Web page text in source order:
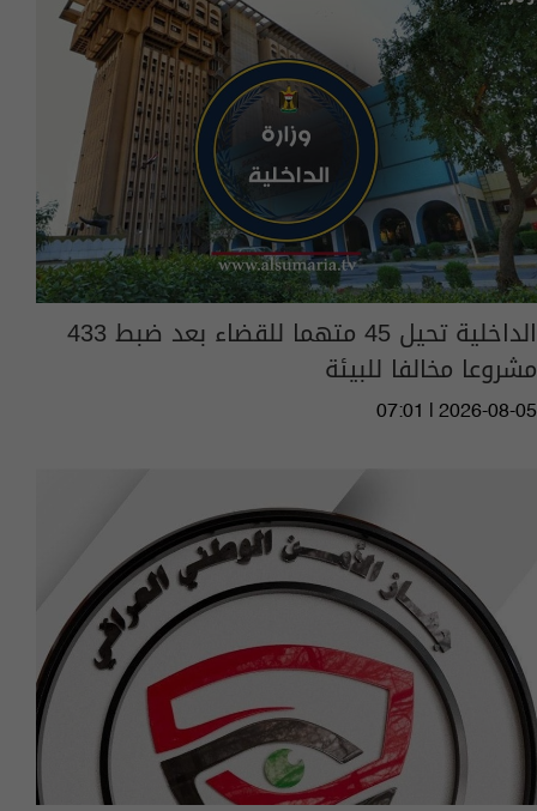
الداخلية تحيل 45 متهما للقضاء بعد ضبط 433
مشروعا مخالفا للبيئة
07:01 | 2026-08-05